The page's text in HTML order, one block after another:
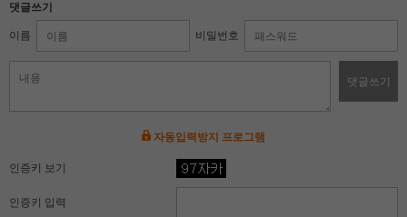
댓글쓰기
이름 비밀번호
댓글쓰기
자동입력방지 프로그램
인증키 보기
인증키 입력